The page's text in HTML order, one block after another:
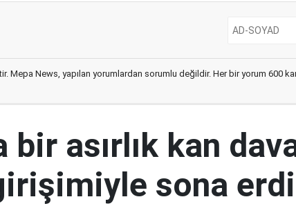
Mepa News, yapılan yorumlardan sorumlu değildir. Her bir yorum 600
asırlık kan
sona erdi